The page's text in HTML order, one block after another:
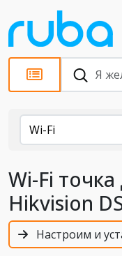
Каталог
Wi-Fi
Wi-Fi
Hikvision
Настроим и